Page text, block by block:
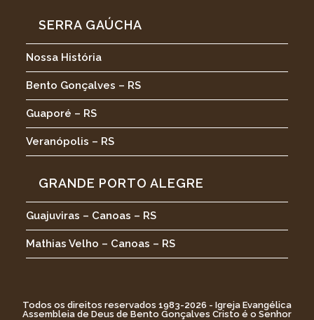
SERRA GAÚCHA
Nossa História
Bento Gonçalves – RS
Guaporé – RS
Veranópolis – RS
GRANDE PORTO ALEGRE
Guajuviras – Canoas – RS
Mathias Velho – Canoas – RS
Todos os direitos reservados 1983-2026 - Igreja Evangélica
Assembleia de Deus de Bento Gonçalves Cristo é o Senhor